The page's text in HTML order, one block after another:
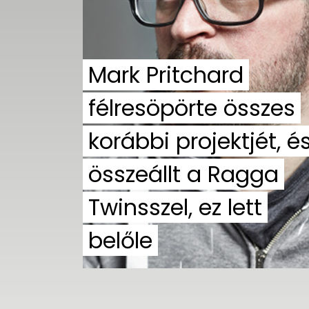
UTCA
ZENE
MÉDIAAJÁNLAT
IMPRESSZUM
PR-ARCHÍVUM
ADATKEZELÉSI
TÁJÉKOZTATÓ
Mark Pritchard
félresöpörte összes
korábbi projektjét,
összeállt a Ragga
Twinsszel, ez lett
belőle